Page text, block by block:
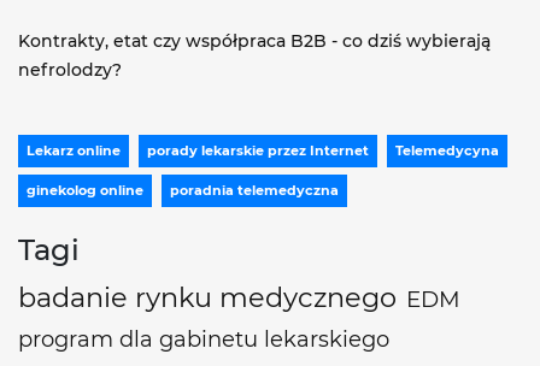
Kontrakty, etat czy współpraca B2B - co dziś wybierają
nefrolodzy?
Lekarz online porady lekarskie przez Internet Telemedycyna
ginekolog online poradnia telemedyczna
Tagi
badanie rynku medycznego EDM
program dla gabinetu lekarskiego